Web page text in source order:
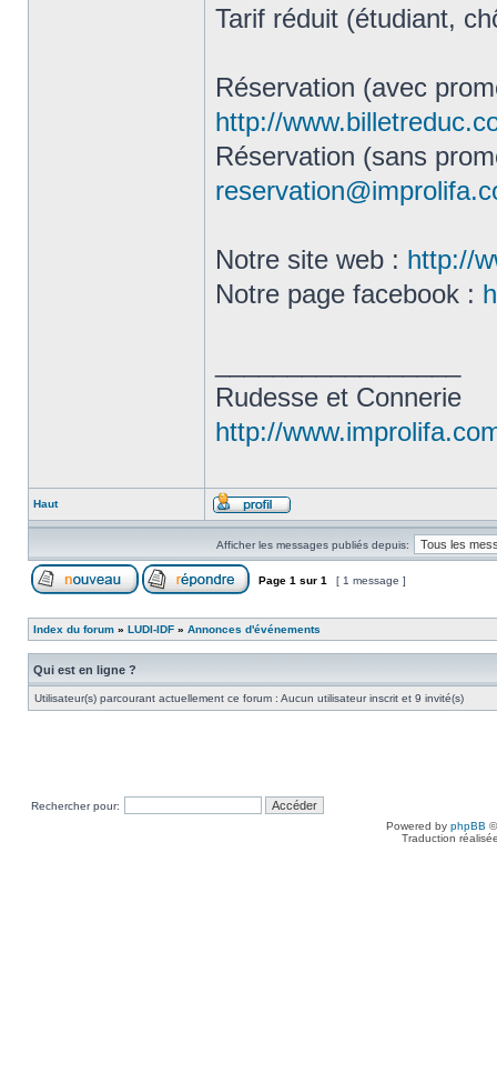
Tarif réduit (étudiant,
Réservation (avec
http://
Réservation (sans
Notre site web : http://
Notre page facebook :
Rudesse et Connerie
http://
Haut
Afficher les messages publiés depuis:
Page 1 sur 1 [ 1 message ]
Index du forum » LUDI-IDF » Annonces d'événements
Qui est en ligne ?
Utilisateur(s) parcourant actuellement ce forum : Aucun utilisateur inscrit et 9 invité(s)
Rechercher pour:
Powered by phpBB
Traduction